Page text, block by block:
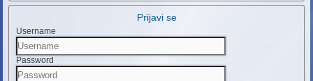
Prijavi se
Username
Password